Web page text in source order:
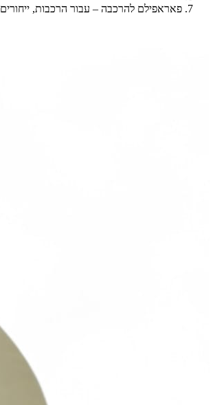
פאראפילם להרכבה – עבור הרכבות, ייחורים